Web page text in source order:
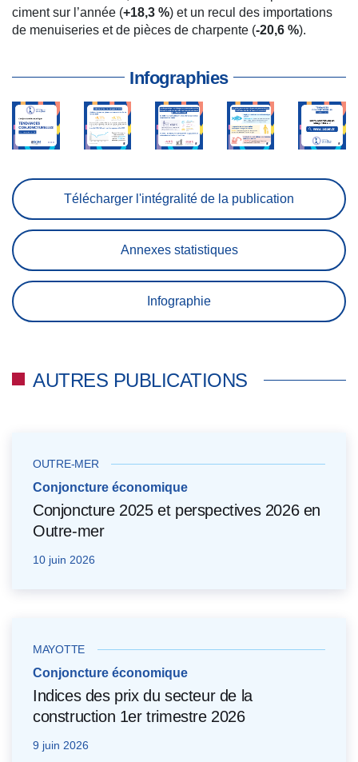
ciment sur l’année (+18,3 %) et un recul des importations
de menuiseries et de pièces de charpente (-20,6 %).
Infographies
Télécharger l'intégralité de la publication
Annexes statistiques
Infographie
AUTRES PUBLICATIONS
OUTRE-MER
Conjoncture économique
Conjoncture 2025 et perspectives 2026 en
Outre-mer
10 juin 2026
MAYOTTE
Conjoncture économique
Indices des prix du secteur de la
construction 1er trimestre 2026
9 juin 2026